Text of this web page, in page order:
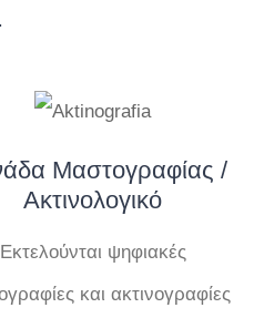
Μαστογραφίας /
Ακτινολογικό
Εκτελούνται ψηφιακές
και ακτινογραφίες